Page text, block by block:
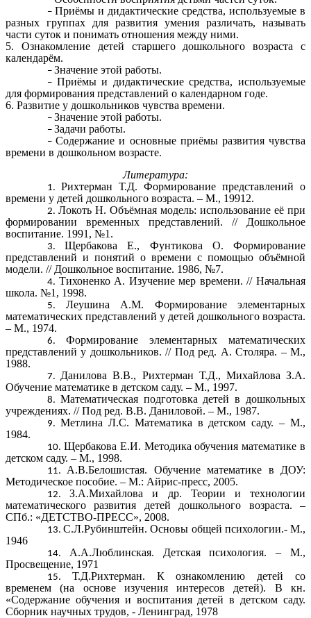
Приёмы и дидактические средства, используемые в
разных группах для развития умения различать, называть
части суток и понимать отношения между ними.
5. Ознакомление детей старшего дошкольного возраста с
календарём.
Значение этой работы.
Приёмы и дидактические средства, используемые
для формирования представлений о календарном годе.
6. Развитие у дошкольников чувства времени.
Значение этой работы.
Задачи работы.
Содержание и основные приёмы развития чувства
времени в дошкольном возрасте.
Литература:
Рихтерман Т.Д. Формирование представлений о
времени у детей дошкольного возраста. – М., 19912.
Локоть Н. Объёмная модель: использование её при
формировании временных представлений. // Дошкольное
воспитание. 1991, №1.
Щербакова Е., Фунтикова О. Формирование
представлений и понятий о времени с помощью объёмной
модели. // Дошкольное воспитание. 1986, №7.
Тихоненко А. Изучение мер времени. // Начальная
школа. №1, 1998.
Леушина А.М. Формирование элементарных
математических представлений у детей дошкольного возраста.
– М., 1974.
Формирование элементарных математических
представлений у дошкольников. // Под ред. А. Столяра. – М.,
1988.
Данилова В.В., Рихтерман Т.Д., Михайлова З.А.
Обучение математике в детском саду. – М., 1997.
Математическая подготовка детей в дошкольных
учреждениях. // Под ред. В.В. Даниловой. – М., 1987.
Метлина Л.С. Математика в детском саду. – М.,
1984.
Щербакова Е.И. Методика обучения математике в
детском саду. – М., 1998.
А.В.Белошистая. Обучение математике в ДОУ:
Методическое пособие. – М.: Айрис-пресс, 2005.
З.А.Михайлова и др. Теории и технологии
математического развития детей дошкольного возраста. –
СПб.: «ДЕТСТВО-ПРЕСС», 2008.
С.Л.Рубинштейн. Основы общей психологии.- М.,
1946
А.А.Люблинская. Детская психология. – М.,
Просвещение, 1971
Т.Д.Рихтерман. К ознакомлению детей со
временем (на основе изучения интересов детей). В кн.
«Содержание обучения и воспитания детей в детском саду.
Сборник научных трудов, - Ленинград, 1978